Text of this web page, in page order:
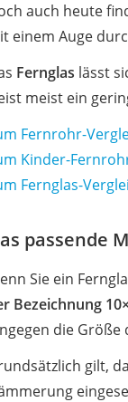
auch heute
einem Auge
Fernglas lässt
meist ein
Fernrohr-
Kinder-
Fernglas-
passende
Sie ein
Bezeichnung
die Größe
gilt,